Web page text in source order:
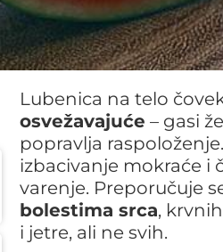
Lubenica na telo
osvežavajuće – gasi
popravlja
izbacivanje mokraće i
varenje. Preporučuje
bolestima srca,
i jetre, ali ne svih.